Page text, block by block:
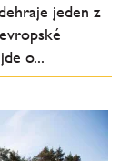
jeden z
o...